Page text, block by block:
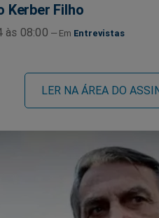
Kerber Filho
08:00 Entrevistas
LER NA ÁREA DO